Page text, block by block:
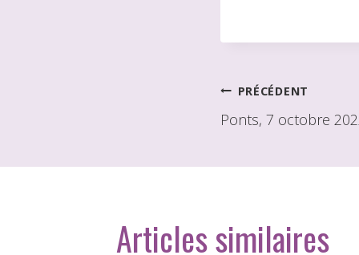
Navigation
de
l'article
PRÉCÉDENT
Ponts, 7 octobre
Articles similaires